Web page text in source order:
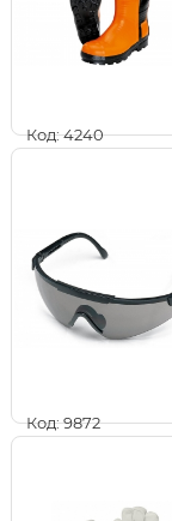
Код: 4240
Код: 9872